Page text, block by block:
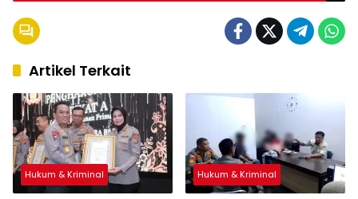
Artikel Terkait
Hukum & Kriminal Hukum & Kriminal